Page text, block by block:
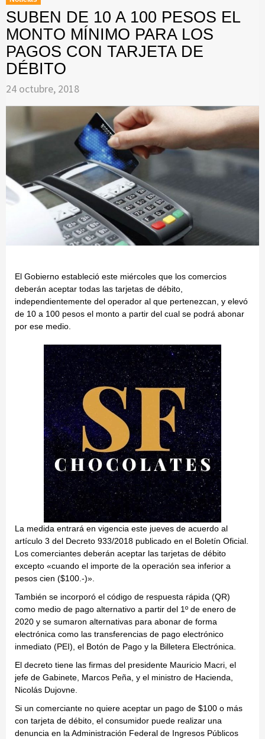
SUBEN DE 10 A 100 PESOS EL
MONTO MÍNIMO PARA LOS
PAGOS CON TARJETA DE
DÉBITO
24 octubre, 2018
El Gobierno estableció este miércoles que los comercios
deberán aceptar todas las tarjetas de débito,
independientemente del operador al que pertenezcan, y elevó
de 10 a 100 pesos el monto a partir del cual se podrá abonar
por ese medio.
La medida entrará en vigencia este jueves de acuerdo al
artículo 3 del Decreto 933/2018 publicado en el Boletín Oficial.
Los comerciantes deberán aceptar las tarjetas de débito
excepto «cuando el importe de la operación sea inferior a
pesos cien ($100.-)».
También se incorporó el código de respuesta rápida (QR)
como medio de pago alternativo a partir del 1º de enero de
2020 y se sumaron alternativas para abonar de forma
electrónica como las transferencias de pago electrónico
inmediato (PEI), el Botón de Pago y la Billetera Electrónica.
El decreto tiene las firmas del presidente Mauricio Macri, el
jefe de Gabinete, Marcos Peña, y el ministro de Hacienda,
Nicolás Dujovne.
Si un comerciante no quiere aceptar un pago de $100 o más
con tarjeta de débito, el consumidor puede realizar una
denuncia en la Administración Federal de Ingresos Públicos